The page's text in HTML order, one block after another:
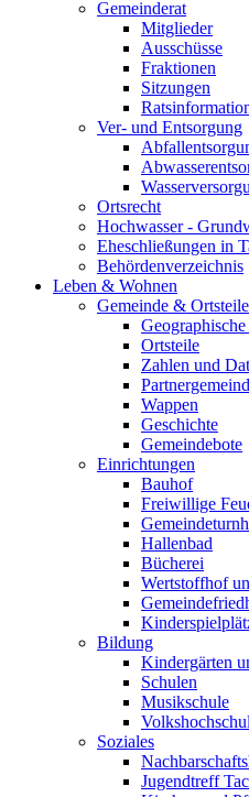
Gemeinderat
Mitglieder
Ausschüsse
Fraktionen
Sitzungen
Ver- und Entsorgung
Ortsrecht
Hochwasser -
Eheschließungen in
Behördenverzeichnis
Leben & Wohnen
Gemeinde & Ortsteile
Ortsteile
Zahlen und
Wappen
Geschichte
Gemeindebote
Einrichtungen
Bauhof
Freiwillige
Hallenbad
Bücherei
Wertstoffhof
Bildung
Kindergärten
Schulen
Musikschule
Soziales
Jugendtreff